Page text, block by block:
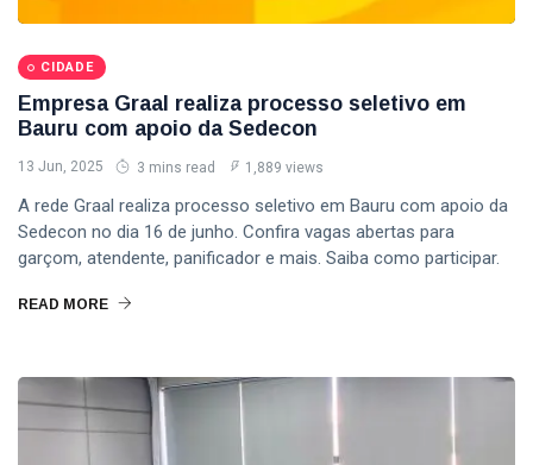
CIDADE
Empresa Graal realiza processo seletivo em
Bauru com apoio da Sedecon
13 Jun, 2025 3 mins read 1,889 views
A rede Graal realiza processo seletivo em Bauru com apoio da
Sedecon no dia 16 de junho. Confira vagas abertas para
garçom, atendente, panificador e mais. Saiba como participar.
READ MORE